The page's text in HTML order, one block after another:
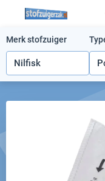
Ga naar de inhoud
Merk stofzuiger